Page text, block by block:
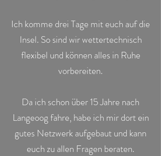
Ich komme drei Tage mit euch auf die
Insel. So sind wir wettertechnisch
flexibel und können alles in Ruhe
vorbereiten.
Da ich schon über 15 Jahre nach
Langeoog fahre, habe ich mir dort ein
gutes Netzwerk aufgebaut und kann
euch zu allen Fragen beraten.